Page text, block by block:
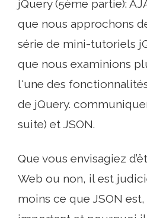
jQuery (5ème partie):
que nous approchons
série de mini-tutoriels
que nous examinions
l'une des
de jQuery.
suite) et JSON.
Que vous envisagiez
Web ou non, il est
moins ce que JSON